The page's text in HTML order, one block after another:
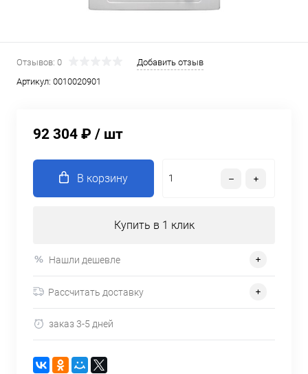
Отзывов: 0
Добавить отзыв
Артикул: 0010020901
92 304 ₽ / шт
В корзину
Купить в 1 клик
Нашли дешевле
Рассчитать доставку
заказ 3-5 дней